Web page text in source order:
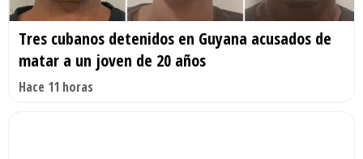
Tres cubanos detenidos en Guyana acusados de
matar a un joven de 20 años
Hace 11 horas